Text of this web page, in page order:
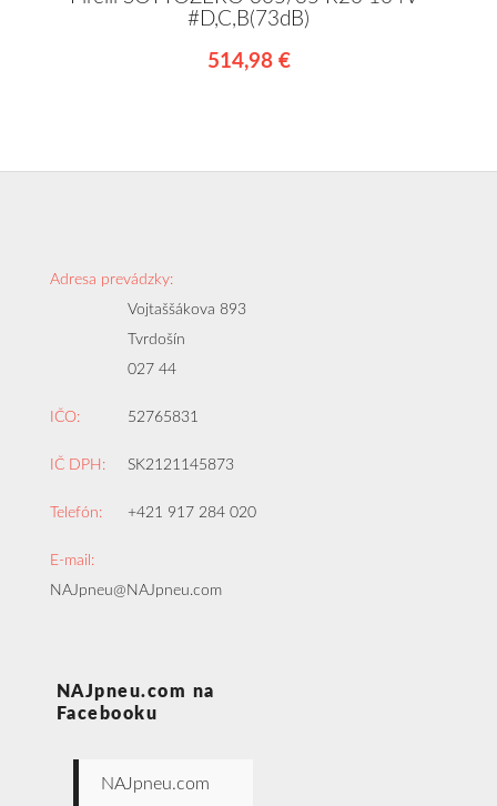
#D,C,B(73dB)
514,98 €
Adresa prevádzky:
Vojtaššákova 893
Tvrdošín
027 44
IČO: 52765831
IČ DPH: SK2121145873
Telefón: +421 917 284 020
E-mail:
NAJpneu@NAJpneu.com
NAJpneu.com na
Facebooku
NAJpneu.com